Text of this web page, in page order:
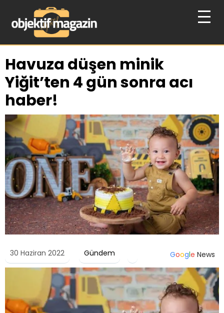
Havuza düşen minik
Yiğit’ten 4 gün sonra acı
haber!
30 Haziran 2022 Gündem Google News